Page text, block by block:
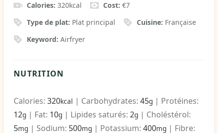
Calories:320kcal Cost:€7
Type de plat: Plat principal Cuisine: Française
Keyword:Airfryer
NUTRITION
Calories: 320kcal | Carbohydrates: 45g | Protéines:
12g | Fat: 10g | Lipides saturés: 2g | Choléstérol:
5mg | Sodium: 500mg | Potassium: 400mg | Fibre: